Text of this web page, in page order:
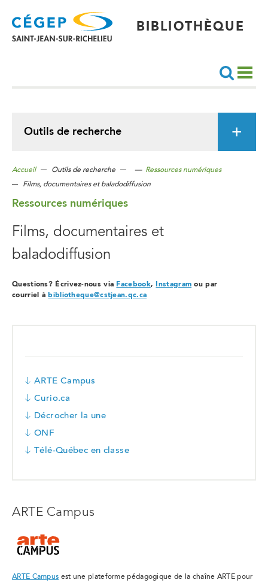
contenu
principal
BIBLIOTHÈQUE
Recherche
Outils de recherche
Accueil Outils de recherche — Ressources numériques
Films, documentaires et baladodiffusion
Ressources numériques
Films, documentaires et
baladodiffusion
Questions? Écrivez-nous via Facebook, Instagram ou par
courriel à bibliotheque@cstjean.qc.ca
ARTE Campus
Curio.ca
Décrocher la une
ONF
Télé-Québec en classe
ARTE Campus
ARTE Campus est une plateforme pédagogique de la chaîne ARTE pour